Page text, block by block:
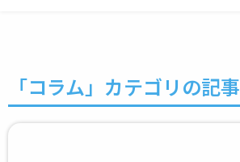
「コラム」カテゴリの記事